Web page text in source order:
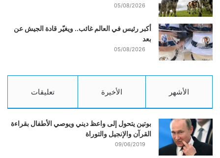
05/08/2026
أكبر رئيس في العالم غائب.. ويغيّر قادة الجيش عن
بعد
05/08/2026
الأشهر الأخيرة تعليقات
بوتين يتحول إلى واعظ ديني ويوصي الأطفال بقراءة
القرآن والإنجيل والتوراة
09/06/2019